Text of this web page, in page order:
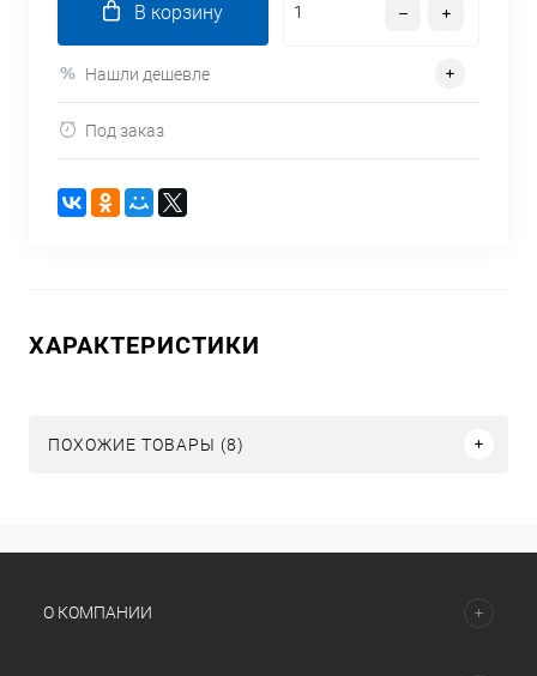
В корзину
Нашли дешевле
Под заказ
ХАРАКТЕРИСТИКИ
ПОХОЖИЕ ТОВАРЫ (8)
О КОМПАНИИ